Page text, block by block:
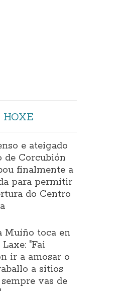
HOXE
e ateigado
de Corcubión
finalmente a
para permitir
do Centro
Muíño toca en
Laxe: "Fai
ir a amosar o
a sitios
vas de